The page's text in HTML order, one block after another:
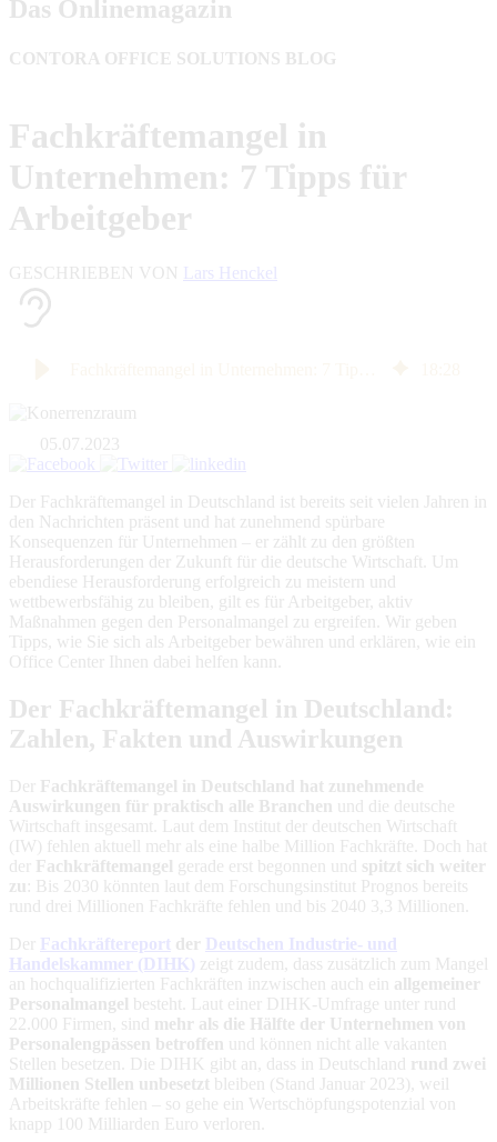
Das Onlinemagazin
CONTORA OFFICE SOLUTIONS BLOG
Fachkräftemangel in
Unternehmen: 7 Tipps für
Arbeitgeber
GESCHRIEBEN VON Lars Henckel
05.07.2023
Der Fachkräftemangel in Deutschland ist bereits seit vielen Jahren in
den Nachrichten präsent und hat zunehmend spürbare
Konsequenzen für Unternehmen – er zählt zu den größten
Herausforderungen der Zukunft für die deutsche Wirtschaft. Um
ebendiese Herausforderung erfolgreich zu meistern und
wettbewerbsfähig zu bleiben, gilt es für Arbeitgeber, aktiv
Maßnahmen gegen den Personalmangel zu ergreifen. Wir geben
Tipps, wie Sie sich als Arbeitgeber bewähren und erklären, wie ein
Office Center Ihnen dabei helfen kann.
Der Fachkräftemangel in Deutschland:
Zahlen, Fakten und Auswirkungen
Der
Fachkräftemangel in Deutschland hat zunehmende
Auswirkungen für praktisch alle Branchen und die deutsche
Wirtschaft insgesamt. Laut dem Institut der deutschen Wirtschaft
(IW) fehlen aktuell mehr als eine halbe Million Fachkräfte. Doch hat
der
Fachkräftemangel gerade erst begonnen und spitzt sich weiter
zu
: Bis 2030 könnten laut dem Forschungsinstitut Prognos bereits
rund drei Millionen Fachkräfte fehlen und bis 2040 3,3 Millionen.
Der
Fachkräftereport der Deutschen Industrie- und
Handelskammer (DIHK) zeigt zudem, dass zusätzlich zum Mangel
an hochqualifizierten Fachkräften inzwischen auch ein allgemeiner
Personalmangel besteht. Laut einer DIHK-Umfrage unter rund
22.000 Firmen, sind mehr als die Hälfte der Unternehmen von
Personalengpässen betroffen und können nicht alle vakanten
Stellen besetzen. Die DIHK gibt an, dass in Deutschland
rund zwei
Millionen Stellen unbesetzt bleiben (Stand Januar 2023), weil
Arbeitskräfte fehlen – so gehe ein Wertschöpfungspotenzial von
knapp 100 Milliarden Euro verloren.